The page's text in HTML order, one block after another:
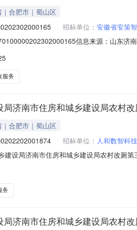
合肥市｜蜀山区
招标单位： 安徽省安策
信息来源：山东济
分包2023年农村人居环境“一月一评估”验
服务
济南市住房和城乡建设局农村
合肥市｜蜀山区
招标单位： 人和数智科
建设局济南市住房和城乡建设局农村改厕
四、公共资源编号：
务
济南市住房和城乡建设局农村